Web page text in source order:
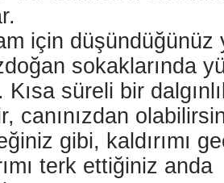
için
sokaklarında
Kısa süreli bir
canınızdan
gibi, kaldırımı
terk ettiğiniz